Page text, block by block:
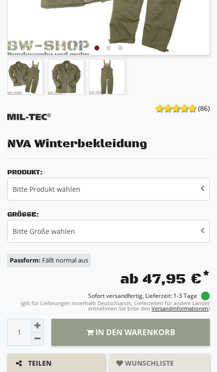
(86)
NVA Winterbekleidung
PRODUKT:
Bitte Produkt wählen
GRÖSSE:
Bitte Größe wählen
Passform: Fällt normal aus
ab 47,95 €*
Sofort versandfertig, Lieferzeit: 1-3 Tage
(gilt für Lieferungen innerhalb Deutschlands, Lieferzeiten für andere Länder
entnehmen Sie bitte den Versandinformationen)
IN DEN WARENKORB
TEILEN WUNSCHLISTE